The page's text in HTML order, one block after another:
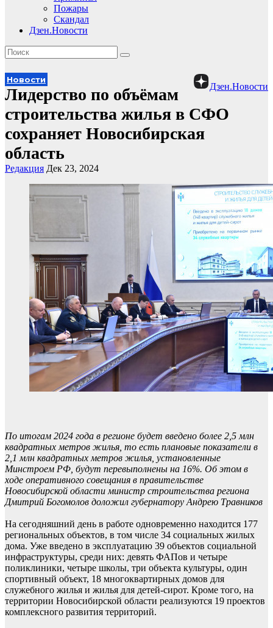
Пожары
Скандал
Дзен.Новости
Дзен.Новости
Новости
Лидерство по объёмам
строительства жилья в СФО
сохраняет Новосибирская
область
Редакция Дек 23, 2024
По итогам 2024 года в регионе будет введено более 2,5 млн
квадратных метров жилья, то есть плановые показатели в
2,1 млн квадратных метров жилья, установленные
Минстроем РФ, будут перевыполнены на 16%. Об этом в
ходе оперативного совещания в правительстве
Новосибирской области министр строительства региона
Дмитрий Богомолов доложил губернатору Андрею Травников
На сегодняшний день в работе одновременно находится 177
региональных объектов, в том числе 34 социальных жилых
дома. Уже введено в эксплуатацию 39 объектов социальной
инфраструктуры, среди них: девять ФАПов и четыре
поликлиники, четыре школы, три объекта культуры, один
спортивный объект, 18 многоквартирных домов для
служебного жилья и жилья для детей-сирот. Кроме того, на
территории Новосибирской области реализуются 19 проектов
комплексного развития территорий.